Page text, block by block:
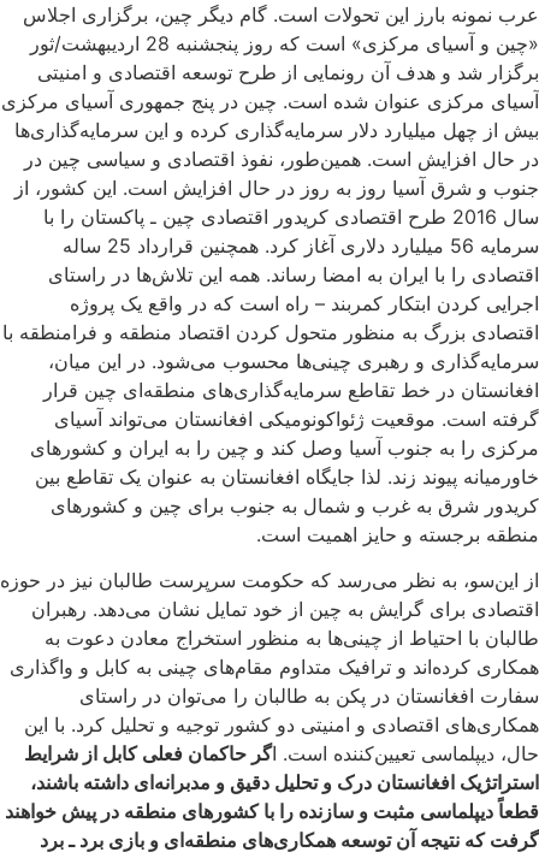
عرب نمونه بارز این تحولات است. گام دیگر چین، برگزاری اجلاس
«چین و آسیای مرکزی» است که روز پنجشنبه 28 اردیبهشت/ثور
برگزار شد و هدف آن رونمایی از طرح توسعه اقتصادی و امنیتی
آسیای مرکزی عنوان شده است. چین در پنج جمهوری آسیای مرکزی
بیش از چهل میلیارد دلار سرمایه‌گذاری کرده‌ و این سرمایه‌گذاری‌ها
در حال افزایش است. همین‌طور، نفوذ اقتصادی و سیاسی چین در
جنوب و شرق آسیا روز به روز در حال افزایش است. این کشور، از
سال 2016 طرح اقتصادی کریدور اقتصادی چین ـ پاکستان را با
سرمایه‌ 56 میلیارد دلاری آغاز کرد. همچنین قرارداد 25 ساله
اقتصادی را با ایران به امضا رساند. همه این تلاش‌ها در راستای
اجرایی کردن ابتکار کمربند – راه است که در واقع یک پروژه
اقتصادی بزرگ به منظور متحول کردن اقتصاد منطقه و فرامنطقه با
سرمایه‌گذاری و رهبری چینی‌ها محسوب می‌شود. در این میان،
افغانستان در خط تقاطع سرمایه‌گذاری‌های منطقه‌ای چین قرار
گرفته است. موقعیت ژئواکونومیکی افغانستان می‌تواند آسیای
مرکزی را به جنوب آسیا وصل کند و چین را به ایران و کشورهای
خاورمیانه پیوند زند. لذا جایگاه افغانستان به عنوان یک تقاطع بین
کریدور شرق به غرب و شمال به جنوب برای چین و کشورهای
منطقه برجسته و حایز اهمیت است.
از این‌سو، به نظر می‌رسد که حکومت سرپرست طالبان نیز در حوزه
اقتصادی برای گرایش به چین از خود تمایل نشان می‌دهد. رهبران
طالبان با احتیاط از چینی‌ها به منظور استخراج معادن دعوت به
همکاری کرده‌اند و ترافیک متداوم مقام‌های چینی به کابل و واگذاری
سفارت افغانستان در پکن به طالبان را می‌توان در راستای
همکاری‌های اقتصادی و امنیتی دو کشور توجیه و تحلیل کرد. با این
حال، دیپلماسی تعیین‌کننده است. اگر حاکمان فعلی کابل از شرایط
استراتژیک افغانستان درک و تحلیل دقیق و مدبرانه‌ای داشته باشند،
قطعاً دیپلماسی مثبت و سازنده را با کشورهای منطقه در پیش خواهند
گرفت که نتیجه آن توسعه همکاری‌های منطقه‌ای و بازی برد ـ برد